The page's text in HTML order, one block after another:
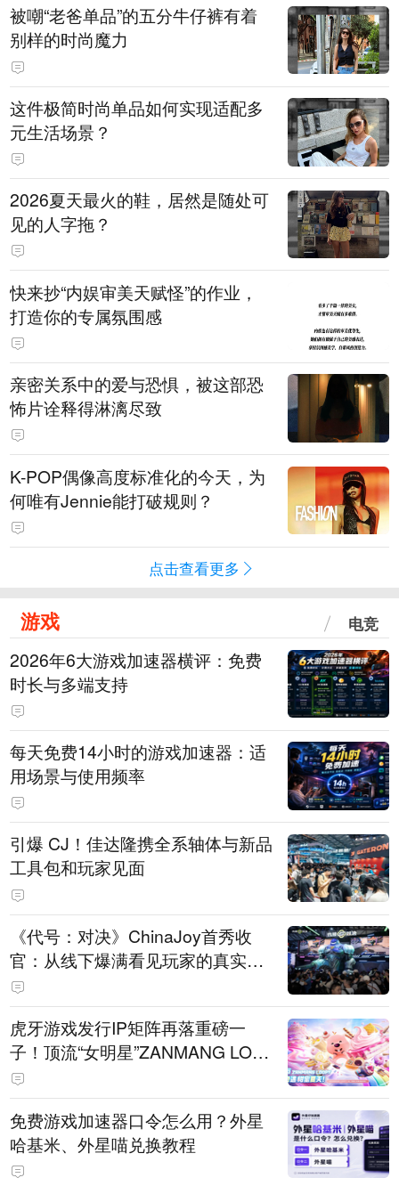
被嘲“老爸单品”的五分牛仔裤有着
别样的时尚魔力
这件极简时尚单品如何实现适配多
元生活场景？
2026夏天最火的鞋，居然是随处可
见的人字拖？
快来抄“内娱审美天赋怪”的作业，
打造你的专属氛围感
亲密关系中的爱与恐惧，被这部恐
怖片诠释得淋漓尽致
K-POP偶像高度标准化的今天，为
何唯有Jennie能打破规则？
点击查看更多
游戏 电竞
2026年6大游戏加速器横评：免费
时长与多端支持
每天免费14小时的游戏加速器：适
用场景与使用频率
引爆 CJ！佳达隆携全系轴体与新品
工具包和玩家见面
《代号：对决》ChinaJoy首秀收
官：从线下爆满看见玩家的真实期
待
虎牙游戏发行IP矩阵再落重磅一
子！顶流“女明星”ZANMANG LOO
PY 正版3D消除手游《消消奇遇》
惊喜曝光
免费游戏加速器口令怎么用？外星
哈基米、外星喵兑换教程